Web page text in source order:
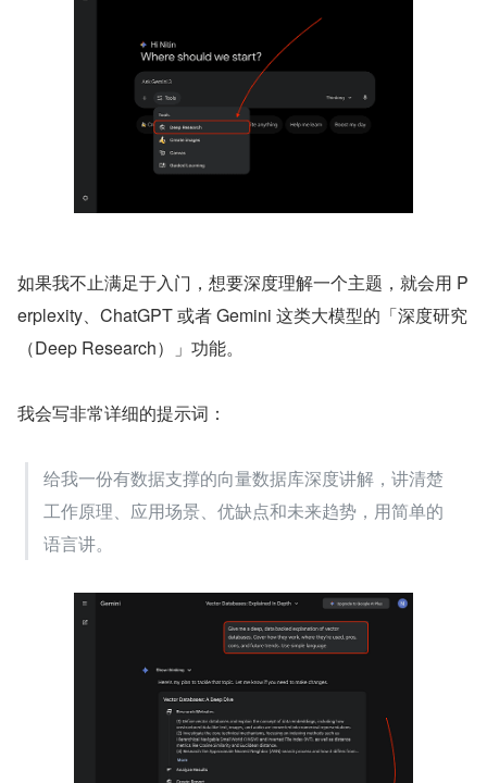
如果我不止满足于入门，想要深度理解一个主题，就会用 P
erplexity、ChatGPT 或者 Gemini 这类大模型的「深度研究
（Deep Research）」功能。
我会写非常详细的提示词：
给我一份有数据支撑的向量数据库深度讲解，讲清楚
工作原理、应用场景、优缺点和未来趋势，用简单的
语言讲。